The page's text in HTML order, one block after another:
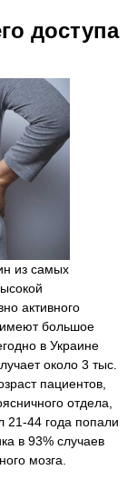
доступа
из самых
активного
большое
в Украине
около 3 тыс.
пациентов,
отдела,
21-44 года попали
в 93% случаев
мозга.